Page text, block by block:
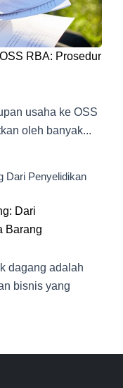
RBA: Prosedur
usaha ke OSS
oleh banyak...
Dari
Barang
dagang adalah
bisnis yang